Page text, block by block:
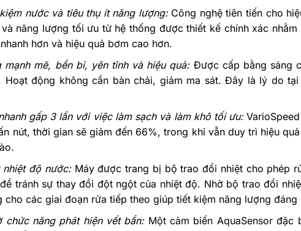
nước và tiêu thụ ít năng lượng: Công nghệ tiên tiến cho
năng lượng tối ưu từ hệ thống được thiết kế chính xác
hơn và hiệu quả bơm cao hơn.
mạnh mẽ, bền bỉ, yên tĩnh và hiệu quả: Được cấp bằng sáng
Hoạt động không cần bàn chải, giảm ma sát. Đây là lý do
gấp 3 lần với việc làm sạch và làm khô tối ưu:
nút, thời gian sẽ giảm đến 66%, trong khi vẫn duy trì hiệu
nhiệt độ nước: Máy được trang bị bộ trao đổi nhiệt cho phép
tránh sự thay đổi đột ngột của nhiệt độ. Nhờ bộ trao đổi
các giai đoạn rửa tiếp theo giúp tiết kiệm năng lượng đáng
chức năng phát hiện vết bẩn: Một cảm biến AquaSensor